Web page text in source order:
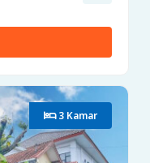
3 Kamar